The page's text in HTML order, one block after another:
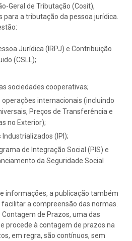
Geral de Tributação (Cosit),
a tributação da pessoa jurídica.
Jurídica (IRPJ) e Contribuição
(CSLL);
sociedades cooperativas;
internacionais (incluindo
Preços de Transferência e
no Exterior);
(IPI);
de Integração Social (PIS) e
da Seguridade Social
informações, a publicação também
a compreensão das normas.
Contagem de Prazos, uma das
procede à contagem de prazos na
em regra, são contínuos, sem